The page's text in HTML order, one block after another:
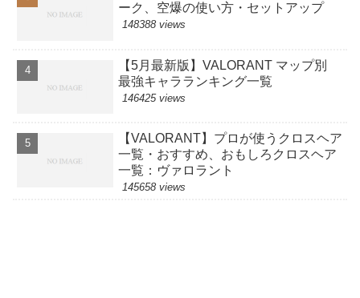
ーク、空爆の使い方・セットアップ
148388 views
【5月最新版】VALORANT マップ別
最強キャラランキング一覧
146425 views
【VALORANT】プロが使うクロスヘア
一覧・おすすめ、おもしろクロスヘア
一覧：ヴァロラント
145658 views